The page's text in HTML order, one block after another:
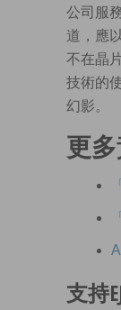
公司服
道，應
不在晶
技術的
幻影。
更
支持